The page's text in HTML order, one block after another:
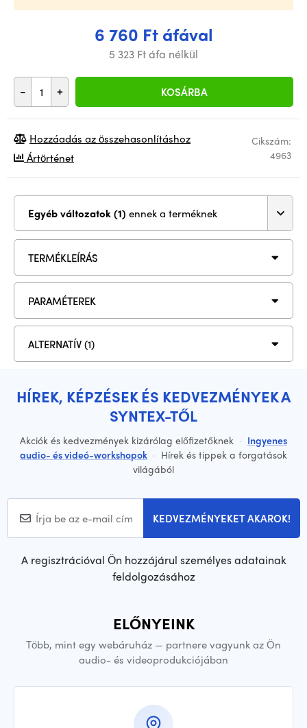
6 760 Ft áfával
5 323 Ft áfa nélkül
- + KOSÁRBA
Cikszám:
4963
Hozzáadás az összehasonlításhoz
Ártörténet
Egyéb változatok (1) ennek a terméknek
TERMÉKLEÍRÁS
PARAMÉTEREK
ALTERNATÍV (1)
HÍREK, KÉPZÉSEK ÉS KEDVEZMÉNYEK A
SYNTEX-TŐL
Akciók és kedvezmények kizárólag előfizetőknek · Ingyenes
audio- és videó-workshopok · Hírek és tippek a forgatások
világából
KEDVEZMÉNYEKET AKAROK!
A regisztrációval Ön hozzájárul személyes adatainak
feldolgozásához
ELŐNYEINK
Több, mint egy webáruház — partnere vagyunk az Ön
audio- és videoprodukciójában